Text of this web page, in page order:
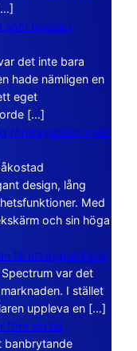
som bodde i
det inte bara
hade nämligen en
eget
[…]
företagsdator med
design, lång
Med
och sin höga
till ett öppet kaos
var det
I stället
uppleva en […]
före sin tid
banbrytande